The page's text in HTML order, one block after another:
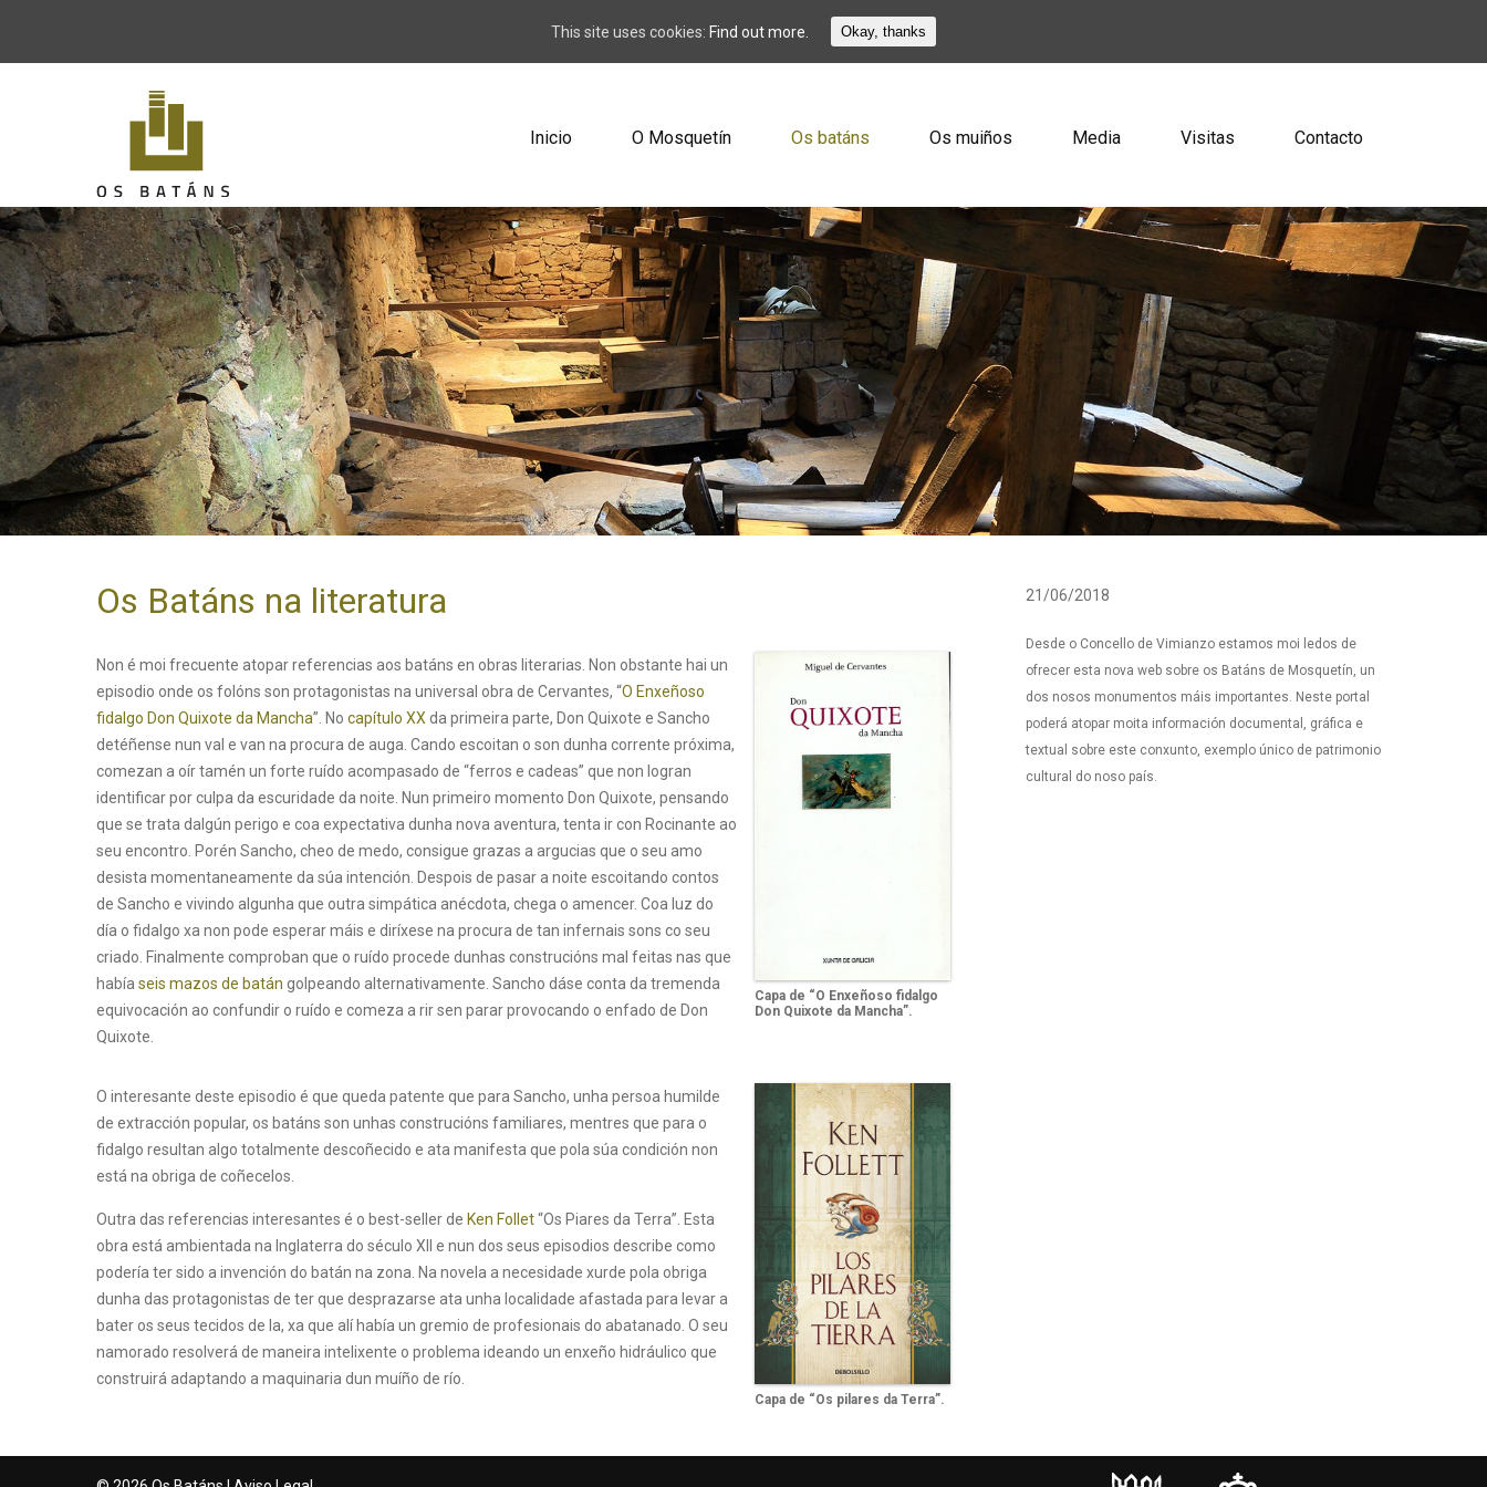
Inicio O Mosquetín Os batáns Os muiños Media Visitas Contacto
Os Batáns na literatura
Non é moi frecuente atopar referencias aos batáns en obras literarias. Non obstante hai un
episodio onde os folóns son protagonistas na universal obra de Cervantes, “O Enxeñoso
fidalgo Don Quixote da Mancha”. No capítulo XX da primeira parte, Don Quixote e Sancho
detéñense nun val e van na procura de auga. Cando escoitan o son dunha corrente próxima,
comezan a oír tamén un forte ruído acompasado de “ferros e cadeas” que non logran
identificar por culpa da escuridade da noite. Nun primeiro momento Don Quixote, pensando
que se trata dalgún perigo e coa expectativa dunha nova aventura, tenta ir con Rocinante ao
seu encontro. Porén Sancho, cheo de medo, consigue grazas a argucias que o seu amo
desista momentaneamente da súa intención. Despois de pasar a noite escoitando contos
de Sancho e vivindo algunha que outra simpática anécdota, chega o amencer. Coa luz do
día o fidalgo xa non pode esperar máis e diríxese na procura de tan infernais sons co seu
criado. Finalmente comproban que o ruído procede dunhas construcións mal feitas nas que
había seis mazos de batán golpeando alternativamente. Sancho dáse conta da tremenda
equivocación ao confundir o ruído e comeza a rir sen parar provocando o enfado de Don
Quixote.
Capa de “O Enxeñoso fidalgo
Don Quixote da Mancha”.
O interesante deste episodio é que queda patente que para Sancho, unha persoa humilde
de extracción popular, os batáns son unhas construcións familiares, mentres que para o
fidalgo resultan algo totalmente descoñecido e ata manifesta que pola súa condición non
está na obriga de coñecelos.
Outra das referencias interesantes é o best-seller de Ken Follet“Os Piares da Terra”. Esta
obra está ambientada na Inglaterra do século XII e nun dos seus episodios describe como
podería ter sido a invención do batán na zona. Na novela a necesidade xurde pola obriga
dunha das protagonistas de ter que desprazarse ata unha localidade afastada para levar a
bater os seus tecidos de la, xa que alí había un gremio de profesionais do abatanado. O seu
namorado resolverá de maneira intelixente o problema ideando un enxeño hidráulico que
construirá adaptando a maquinaria dun muíño de río.
Capa de “Os pilares da Terra”.
21/06/2018
Desde o Concello de Vimianzo estamos moi ledos de
ofrecer esta nova web sobre os Batáns de Mosquetín, un
dos nosos monumentos máis importantes. Neste portal
poderá atopar moita información documental, gráfica e
textual sobre este conxunto, exemplo único de patrimonio
cultural do noso país.
This site uses cookies: Find out more. Okay, thanks